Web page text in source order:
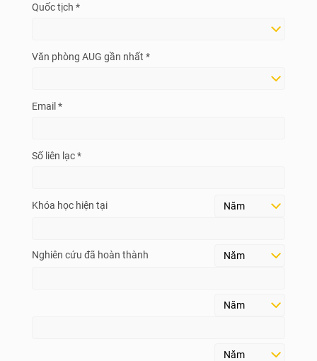
Quốc tịch *
Văn phòng AUG gần nhất *
Email *
Số liên lạc *
Khóa học hiện tại
Nghiên cứu đã hoàn thành